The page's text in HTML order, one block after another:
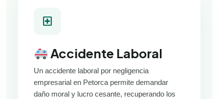
local_hospital
Accidente Laboral
Un accidente laboral por negligencia
empresarial en Petorca permite demandar
daño moral y lucro cesante, recuperando los